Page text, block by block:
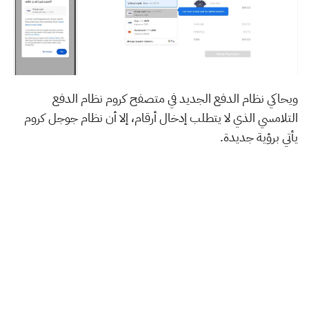
ويحاكي نظام الدفع الجديد في متصفح كروم نظام الدفع
التلامسي الذي لا يتطلب إدخال أرقام، إلا أن نظام جوجل كروم
يأتي برؤية جديدة.